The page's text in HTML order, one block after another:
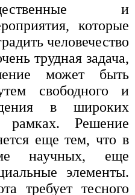
и
которые
человечество
трудная задача,
может быть
свободного и
в широких
рамках. Решение
еще тем, что в
научных, еще
элементы.
требует тесного